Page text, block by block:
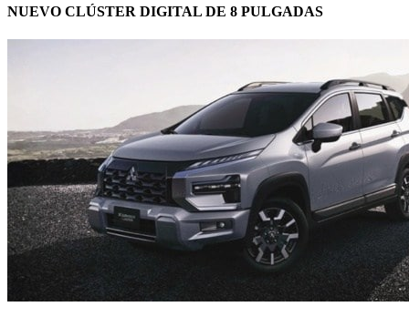
NUEVO CLÚSTER DIGITAL DE 8 PULGADAS